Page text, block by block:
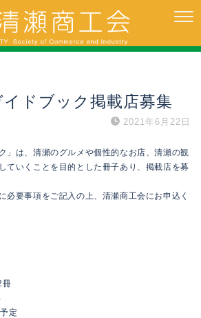
ドブック掲載店募集
2021年6月22日
」は、清瀬のグルメや個性的なお店、清瀬の観
ていくことを目的とした冊子あり、掲載店を募
必要事項をご記入の上、清瀬商工会にお申込く
定